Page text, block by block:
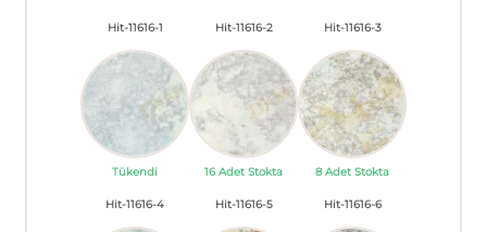
Hit-11616-1
Tükendi
Hit-11616-2
16 Adet Stokta
Hit-11616-3
8 Adet Stokta
Hit-11616-4 Hit-11616-5 Hit-11616-6